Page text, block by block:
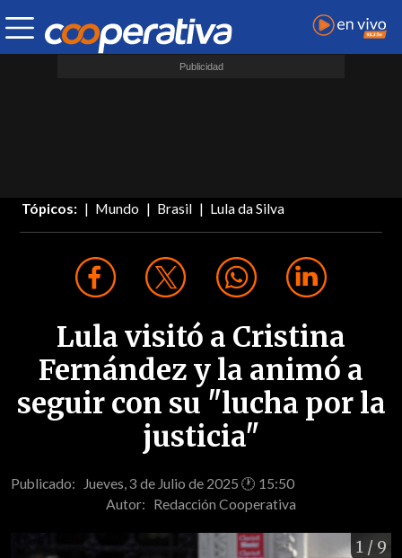
Tópicos: Mundo Brasil Lula da Silva
Lula visitó a Cristina
Fernández y la animó a
seguir con su "lucha por la
justicia"
Publicado: Jueves, 3 de Julio de 2025 🕐 15:50
Autor: Redacción Cooperativa
1 / 9